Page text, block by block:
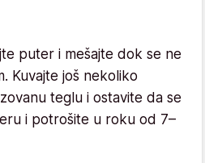
puter i mešajte dok se ne
Kuvajte još nekoliko
teglu i ostavite da se
i potrošite u roku od 7–